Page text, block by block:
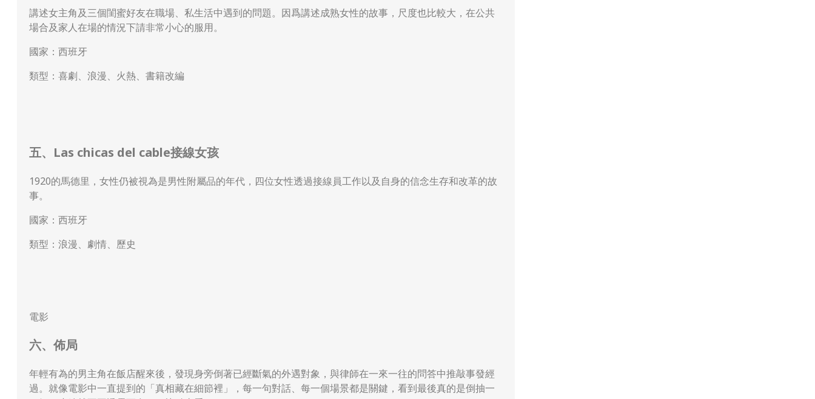
講述女主角及三個閨蜜好友在職場、私生活中遇到的問題。因爲講述成熟女性的故事，尺度也比較大，在公共
場合及家人在場的情況下請非常小心的服用。
國家：西班牙
類型：喜劇、浪漫、火熱、書籍改編
五、Las chicas del cable接線女孩
1920的馬德里，女性仍被視為是男性附屬品的年代，四位女性透過接線員工作以及自身的信念生存和改革的故
事。
國家：西班牙
類型：浪漫、劇情、歷史
電影
六、佈局
年輕有為的男主角在飯店醒來後，發現身旁倒著已經斷氣的外遇對象，與律師在一來一往的問答中推敲事發經
過。就像電影中一直提到的「真相藏在細節裡」，每一句對話、每一個場景都是關鍵，看到最後真的是倒抽一